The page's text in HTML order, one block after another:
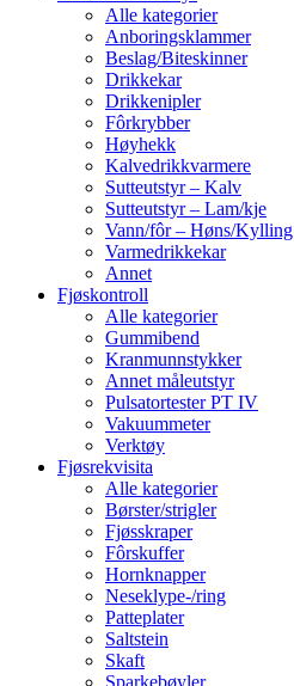
Alle kategorier
Anboringsklammer
Beslag/Biteskinner
Drikkekar
Drikkenipler
Fôrkrybber
Høyhekk
Kalvedrikkvarmere
Sutteutstyr – Kalv
Sutteutstyr – Lam/kje
Vann/fôr – Høns/Kylling
Varmedrikkekar
Annet
Fjøskontroll
Alle kategorier
Gummibend
Kranmunnstykker
Annet måleutstyr
Pulsatortester PT IV
Vakuummeter
Verktøy
Fjøsrekvisita
Alle kategorier
Børster/strigler
Fjøsskraper
Fôrskuffer
Hornknapper
Neseklype-/ring
Patteplater
Saltstein
Skaft
Sparkebøyler